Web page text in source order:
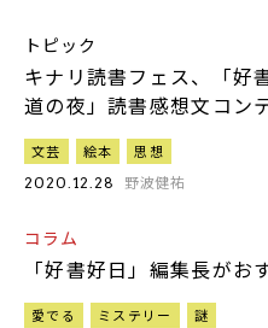
トピック
キナリ読書フェス、「
道の夜」読書感想文コン
文芸 絵本 思想
2020.12.28 野波健祐
コラム
「好書好日」編集長が
愛でる ミステリー 謎